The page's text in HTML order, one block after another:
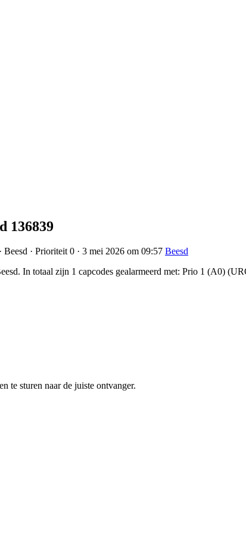
136839
· Prioriteit 0 · 3 mei 2026 om 09:57 Beesd
In totaal zijn 1 capcodes gealarmeerd met: Prio 1 (A0)
te sturen naar de juiste ontvanger.